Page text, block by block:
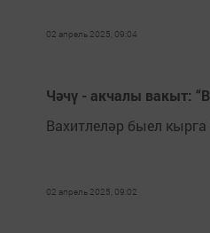
02 апрель 2025, 09:04
Чәчү - акчалы вакыт:
Вахитлеләр быел
02 апрель 2025, 09:02